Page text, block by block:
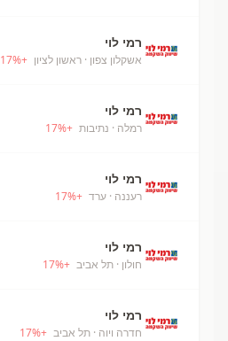
רמי לוי
אשקלון צפון · ראשון לציון +
17%
רמי לוי
רמלה · נתיבות +
17%
רמי לוי
רעננה · ערד +
17%
רמי לוי
חולון · תל אביב +
17%
רמי לוי
חדרה ויוה · תל אביב +
17%